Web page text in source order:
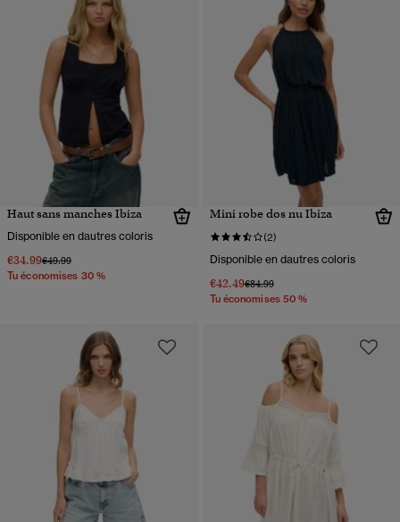
Haut sans manches Ibiza
Disponible en dautres coloris
€34.99Prix réduit de
€49.99à
Tu économises 30 %
Mini robe dos nu Ibiza
(2)
Disponible en dautres coloris
€42.49Prix réduit de
€84.99à
Tu économises 50 %